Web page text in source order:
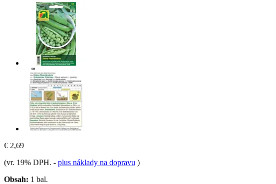
€ 2,69
(vr. 19% DPH. - plus náklady na dopravu )
Obsah: 1 bal.